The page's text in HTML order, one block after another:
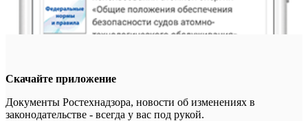
Скачайте приложение
Документы Ростехнадзора, новости об изменениях в
законодательстве - всегда у вас под рукой.